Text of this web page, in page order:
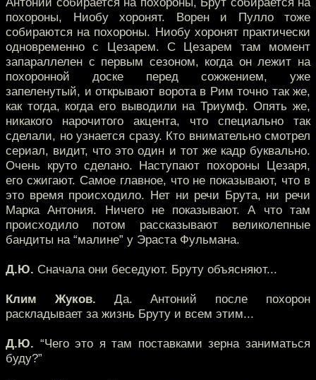
похороны, Ниобу хоронят. Ворен и Пулло тоже
собираются на похороны. Ниобу хоронят практически
одновременно с Цезарем. С Цезарем там момент
запараллелен с первым сезоном, когда он лежит на
похоронной доске перед сожжением, уже
запеленутый, и открывают ворота в Рим точно так же,
как тогда, когда его выводили на Триумф. Опять же,
никакого нарочитого акцента, что специально так
сделали, но узнается сразу. Кто внимательно смотрел
сериал, видит, что это один и тот же кадр буквально.
Очень круто сделано. Наступают похороны Цезаря,
его сжигают. Самое главное, что не показывают, что в
это время происходило. Нет ни речи Брута, ни речи
Марка Антония. Ничего не показывают. А что там
происходило потом рассказывают великолепные
бандиты на “малине” у Эраста Фульмана.
Д.Ю. Сначала они беседуют. Бруту объясняют...
Клим Жуков. Да. Антоний после похорон
раскладывает за жизнь Бруту и всем этим...
Д.Ю. “Чего это я там поставками зерна заниматься
буду?”